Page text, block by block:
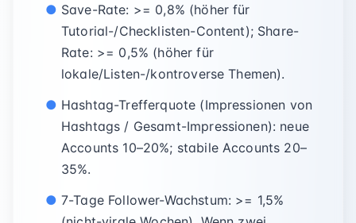
Save-Rate: >= 0,8% (höher für
Tutorial-/Checklisten-Content); Share-
Rate: >= 0,5% (höher für
lokale/Listen-/kontroverse Themen).
Hashtag-Trefferquote (Impressionen von
Hashtags / Gesamt-Impressionen): neue
Accounts 10–20%; stabile Accounts 20–
35%.
7-Tage Follower-Wachstum: >= 1,5%